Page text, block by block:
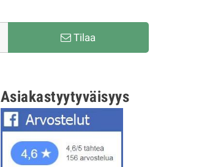
Tilaa
Asiakastyytyväisyys